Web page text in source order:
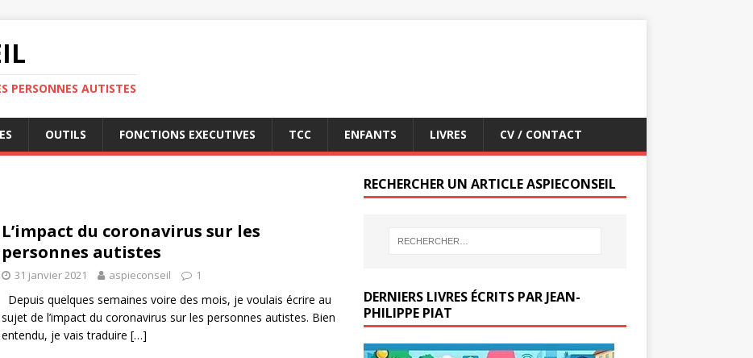
PERSONNES AUTISTES
OUTILS FONCTIONS EXECUTIVES TCC ENFANTS LIVRES CV / CONTACT
L’impact du coronavirus sur les
personnes autistes
31 janvier 2021 aspieconseil 1
Depuis quelques semaines voire des mois, je voulais écrire au
sujet de l’impact du coronavirus sur les personnes autistes. Bien
entendu, je vais traduire […]
RECHERCHER UN ARTICLE ASPIECONSEIL
DERNIERS LIVRES ÉCRITS PAR JEAN-
PHILIPPE PIAT